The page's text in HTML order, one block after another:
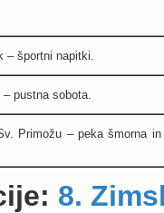
– športni napitki.
pustna sobota.
Primožu – peka šmorna
8.